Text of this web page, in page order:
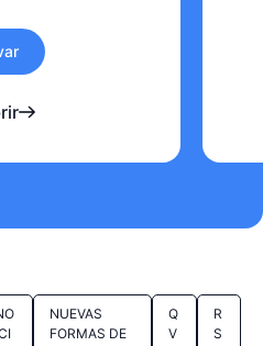
NUEVAS
FORMAS DE
Q
V
R
S